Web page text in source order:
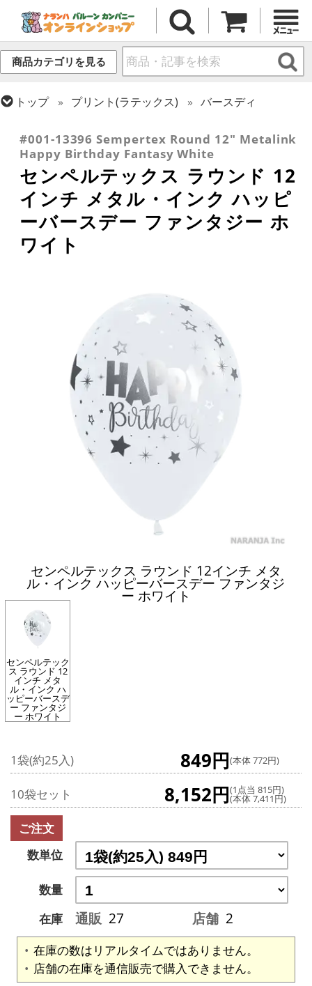
商品カテゴリを見る
トップ プリント(ラテックス)
バースディ
#001-13396 Sempertex Round 12" Metalink
Happy Birthday Fantasy White
センペルテックス ラウンド 12
インチ メタル・インク ハッピ
ーバースデー ファンタジー ホ
ワイト
センペルテックス ラウンド 12インチ メタ
ル・インク ハッピーバースデー ファンタジ
ー ホワイト
センペルテック
ス ラウンド 12
インチ メタ
ル・インク ハ
ッピーバースデ
ー ファンタジ
ー ホワイト
1袋(約25入) 849円(本体 772円)
10袋セット 8,152円(1点当 815円)
(本体 7,411円)
ご注文
数単位
数量
在庫
通販 27 店舗 2
在庫の数はリアルタイムではありません。
店舗の在庫を通信販売で購入できません。